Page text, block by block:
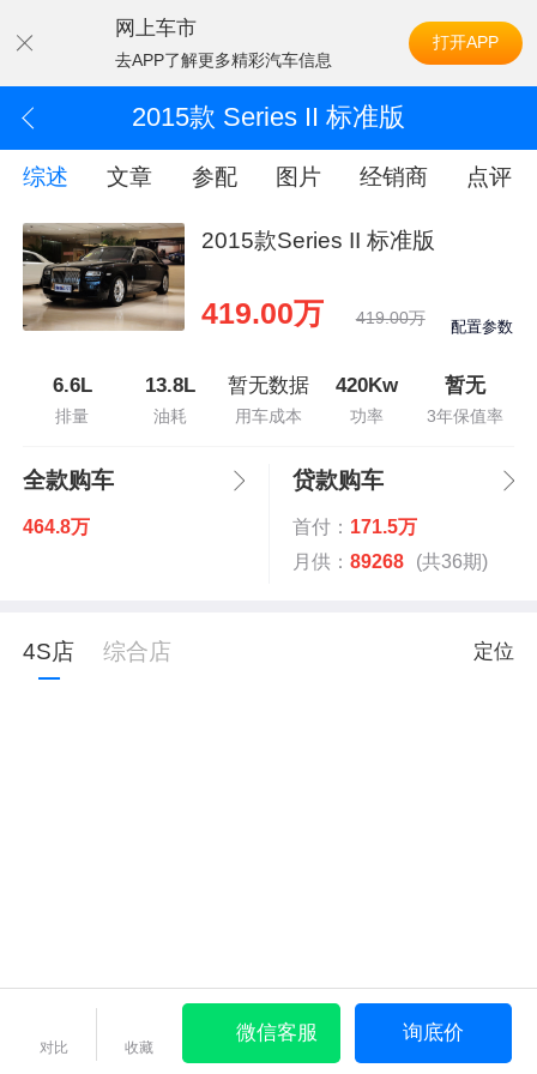
网上车市
去APP了解更多精彩汽车信息
打开APP
2015款 Series II 标准版
综述 文章 参配 图片 经销商 点评
2015款Series II 标准版
419.00万 419.00万 配置参数
6.6L
排量
13.8L
油耗
暂无数据
用车成本
420Kw
功率
暂无
3年保值率
全款购车
464.8万
贷款购车
首付： 171.5万
月供： 89268 (共36期)
4S店 综合店 定位
对比 收藏
微信客服 询底价